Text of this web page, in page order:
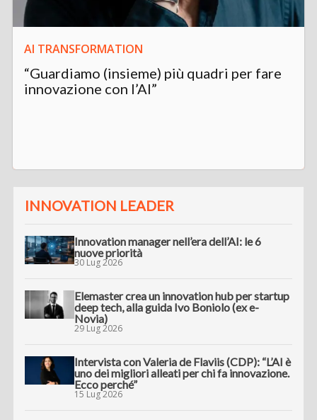
AI TRANSFORMATION
“Guardiamo (insieme) più quadri per fare
innovazione con l’AI”
INNOVATION LEADER
Innovation manager nell’era dell’AI: le 6
nuove priorità
30 Lug 2026
Elemaster crea un innovation hub per startup
deep tech, alla guida Ivo Boniolo (ex e-
Novia)
29 Lug 2026
Intervista con Valeria de Flaviis (CDP): “L’AI è
uno dei migliori alleati per chi fa innovazione.
Ecco perché”
15 Lug 2026